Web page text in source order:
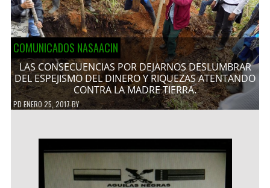
COMUNICADOS NASAACIN
LAS CONSECUENCIAS POR DEJARNOS DESLUMBRAR
DEL ESPEJISMO DEL DINERO Y RIQUEZAS ATENTANDO
CONTRA LA MADRE TIERRA.
PDENERO 25, 2017BY